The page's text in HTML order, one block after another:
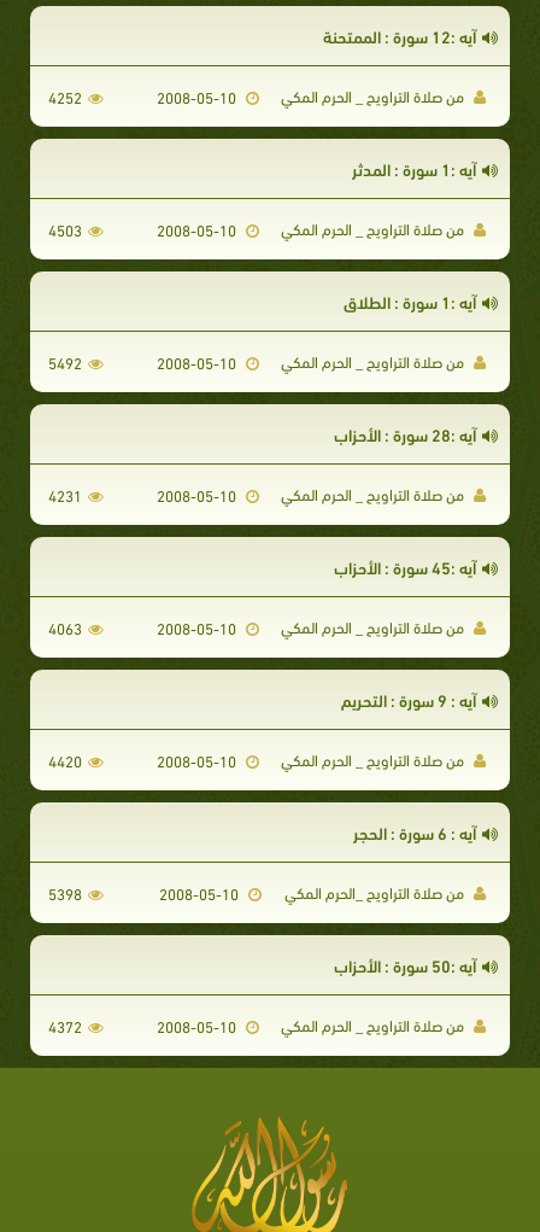
آيه :12 سورة : الممتحنة
من صلاة التراويح _ الحرم المكي 4252
آيه :1 سورة : المدثر
من صلاة التراويح _ الحرم المكي 4503
آيه :1 سورة : الطلاق
من صلاة التراويح _ الحرم المكي 5492
آيه :28 سورة : الأحزاب
من صلاة التراويح _ الحرم المكي 4231
آيه :45 سورة : الأحزاب
من صلاة التراويح _ الحرم المكي 4063
آيه : 9 سورة : التحريم
من صلاة التراويح _ الحرم المكي 4420
آيه : 6 سورة : الحجر
من صلاة التراويح _الحرم المكي 5398
آيه :50 سورة : الأحزاب
من صلاة التراويح _ الحرم المكي 4372